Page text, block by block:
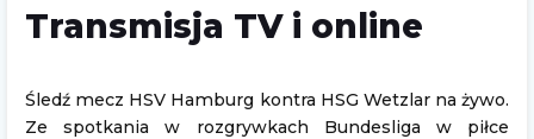
Transmisja TV i online
Śledź mecz HSV Hamburg kontra HSG Wetzlar na żywo.
Ze spotkania w rozgrywkach Bundesliga w piłce